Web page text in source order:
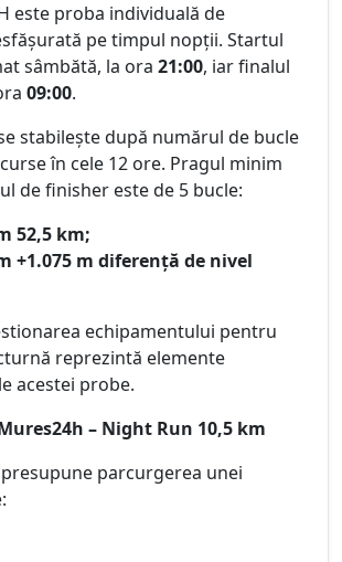
este proba individuală de
pe timpul nopții. Startul
sâmbătă, la ora 21:00, iar finalul
09:00.
stabilește după numărul de bucle
în cele 12 ore. Pragul minim
de finisher este de 5 bucle:
52,5 km;
+1.075 m diferență de nivel
echipamentului pentru
reprezintă elemente
acestei probe.
– Night Run 10,5 km
parcurgerea unei